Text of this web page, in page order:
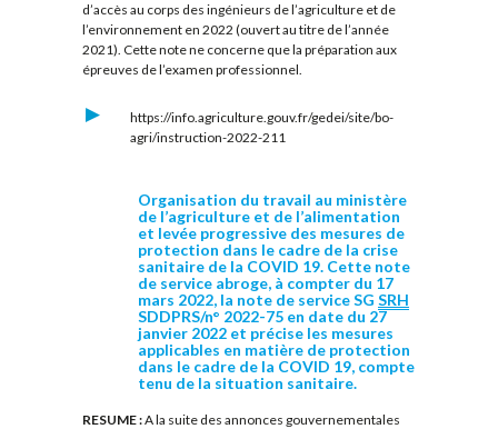
d’accès au corps des ingénieurs de l’agriculture et de
l’environnement en 2022 (ouvert au titre de l’année
2021). Cette note ne concerne que la préparation aux
épreuves de l’examen professionnel.
https://info.agriculture.gouv.fr/gedei/site/bo-
agri/instruction-2022-211
Organisation du travail au ministère
de l’agriculture et de l’alimentation
et levée progressive des mesures de
protection dans le cadre de la crise
sanitaire de la COVID 19. Cette note
de service abroge, à compter du 17
mars 2022, la note de service SG SRH
SDDPRS/n° 2022-75 en date du 27
janvier 2022 et précise les mesures
applicables en matière de protection
dans le cadre de la COVID 19, compte
tenu de la situation sanitaire.
RESUME :A la suite des annonces gouvernementales